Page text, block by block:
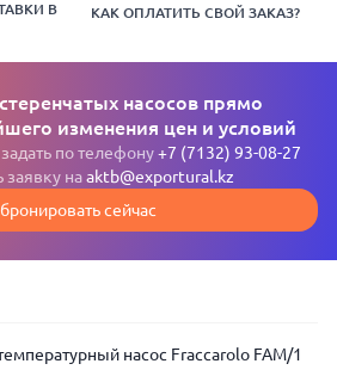
В
КАК ОПЛАТИТЬ СВОЙ ЗАКАЗ?
насосов прямо
изменения цен и условий
по телефону+7 (7132) 93-08-27
заявку наaktb@exportural.kz
сейчас
насос Fraccarolo FAM/1